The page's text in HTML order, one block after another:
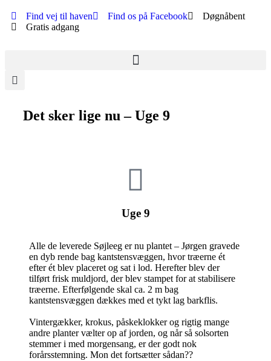
Find vej til haven Find os på Facebook
Døgnåbent
Gratis adgang
Det sker lige nu – Uge 9
Uge 9
Alle de leverede Søjleeg er nu plantet – Jørgen gravede
en dyb rende bag kantstensvæggen, hvor træerne ét
efter ét blev placeret og sat i lod. Herefter blev der
tilført frisk muldjord, der blev stampet for at stabilisere
træerne. Efterfølgende skal ca. 2 m bag
kantstensvæggen dækkes med et tykt lag barkflis.
Vintergækker, krokus, påskeklokker og rigtig mange
andre planter vælter op af jorden, og når så solsorten
stemmer i med morgensang, er der godt nok
forårsstemning. Mon det fortsætter sådan??